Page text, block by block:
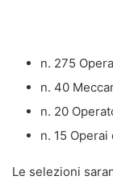
n. 275
n. 40
n. 20
n. 15
Le selezioni